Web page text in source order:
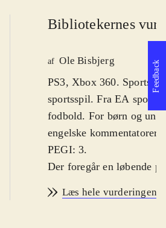
Bibliotekernes
af Ole Bisbjerg
PS3, Xbox 360.
sportsspil. Fra EA sports
fodbold. For børn og
engelske
PEGI: 3.
Der foregår en løbende
grundlæggende
Læs hele vurderingen
Feedback